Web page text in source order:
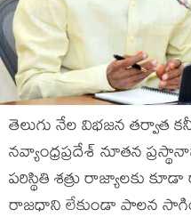
తెలుగు నేల విభజన తర్వాత
నవ్యాంధ్రప్రదేశ్ నూతన
పరిస్థితి శత్రు రాజ్యాలకు
రాజధాని లేకుండా పాలన